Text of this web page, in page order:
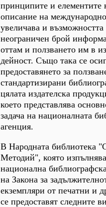
принципите и елементите
описание на
увеличава и възможността
неограничен брой
оттам и ползването им в
дейност. Също така се
предоставянето за
стандартизирани
цялата издателска
което представлява
задача на националната
агенция.
В Народната библиотека
Методий", която
национална
на Закона за
екземпляри от печатни и
се предоставят следните